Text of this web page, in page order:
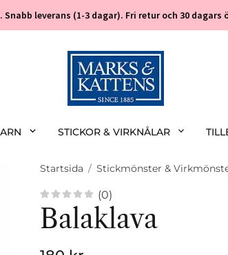
Snabb leverans (1-3 dagar). Fri retur och 30
STICKOR & VIRKNÅLAR
Startsida / Stickmönster &
(0)
Balaklava